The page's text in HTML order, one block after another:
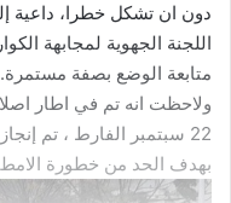
دون ان تشكل خطرا، داعية
اللجنة الجهوية لمجابهة
متابعة الوضع بصفة مستمرة.
ولاحظت انه تم في اطار
22 سبتمبر الفارط ، تم
بهدف الحد من خطورة